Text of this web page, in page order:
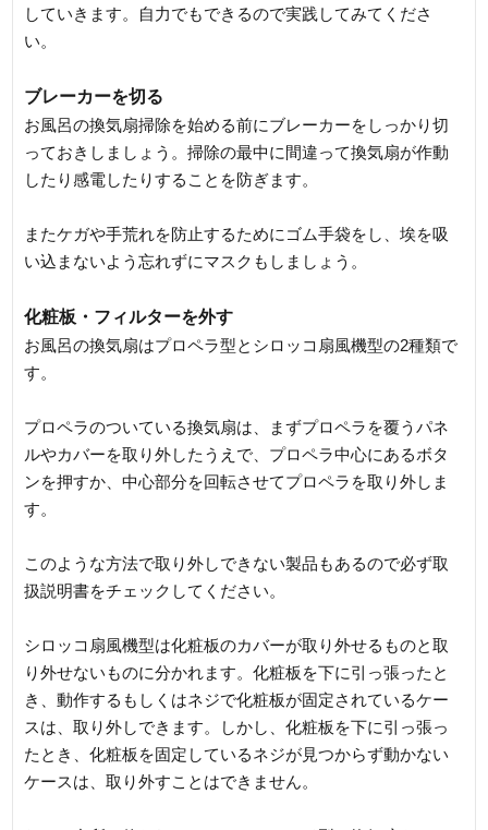
していきます。自力でもできるので実践してみてくださ
い。
ブレーカーを切る
お風呂の換気扇掃除を始める前にブレーカーをしっかり切
っておきしましょう。掃除の最中に間違って換気扇が作動
したり感電したりすることを防ぎます。
またケガや手荒れを防止するためにゴム手袋をし、埃を吸
い込まないよう忘れずにマスクもしましょう。
化粧板・フィルターを外す
お風呂の換気扇はプロペラ型とシロッコ扇風機型の2種類で
す。
プロペラのついている換気扇は、まずプロペラを覆うパネ
ルやカバーを取り外したうえで、プロペラ中心にあるボタ
ンを押すか、中心部分を回転させてプロペラを取り外しま
す。
このような方法で取り外しできない製品もあるので必ず取
扱説明書をチェックしてください。
シロッコ扇風機型は化粧板のカバーが取り外せるものと取
り外せないものに分かれます。化粧板を下に引っ張ったと
き、動作するもしくはネジで化粧板が固定されているケー
スは、取り外しできます。しかし、化粧板を下に引っ張っ
たとき、化粧板を固定しているネジが見つからず動かない
ケースは、取り外すことはできません。